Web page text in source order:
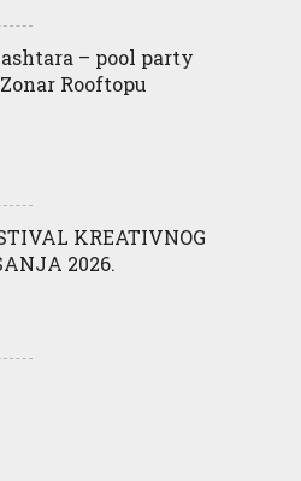
– pool party
Rooftopu
KREATIVNOG
2026.